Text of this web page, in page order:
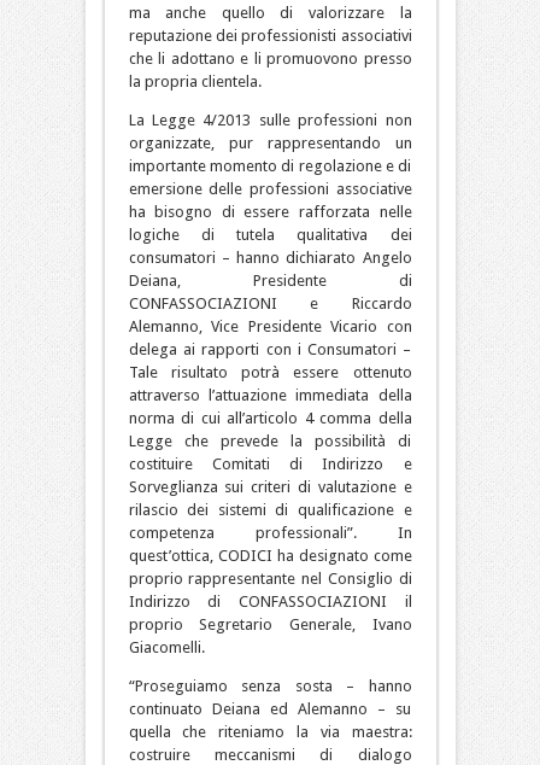
ma anche quello di valorizzare la
reputazione dei professionisti associativi
che li adottano e li promuovono presso
la propria clientela.
La Legge 4/2013 sulle professioni non
organizzate, pur rappresentando un
importante momento di regolazione e di
emersione delle professioni associative
ha bisogno di essere rafforzata nelle
logiche di tutela qualitativa dei
consumatori – hanno dichiarato Angelo
Deiana, Presidente di
CONFASSOCIAZIONI e Riccardo
Alemanno, Vice Presidente Vicario con
delega ai rapporti con i Consumatori –
Tale risultato potrà essere ottenuto
attraverso l’attuazione immediata della
norma di cui all’articolo 4 comma della
Legge che prevede la possibilità di
costituire Comitati di Indirizzo e
Sorveglianza sui criteri di valutazione e
rilascio dei sistemi di qualificazione e
competenza professionali”. In
quest’ottica, CODICI ha designato come
proprio rappresentante nel Consiglio di
Indirizzo di CONFASSOCIAZIONI il
proprio Segretario Generale, Ivano
Giacomelli.
“Proseguiamo senza sosta – hanno
continuato Deiana ed Alemanno – su
quella che riteniamo la via maestra:
costruire meccanismi di dialogo